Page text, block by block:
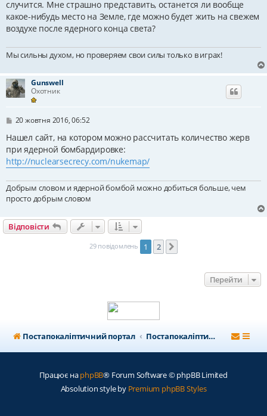
д
о
м
л
н
н
случится. Мне страшно представить, останется ли вообще
какое-нибудь место на Земле, где можно будет жить на свежем
воздухе после ядерного конца света?
Мы сильны духом, но проверяем свои силы только в играх!
Gunswell
Охотник
П
в
д
о
м
е
н
20 жовтня 2016, 06:52
Нашел сайт, на котором можно рассчитать количество жерв
при ядерной бомбардировке:
http://nuclearsecrecy.com/nukemap/
Добрым словом и ядерной бомбой можно добиться больше, чем
просто добрым словом
Відповісти
29 повідомлень 1 2
Перейти
Постапокаліптичний портал Постапокаліптичний форум
Працює наphpBB® Forum Software © phpBB Limited
Absolution style by Premium phpBB Styles